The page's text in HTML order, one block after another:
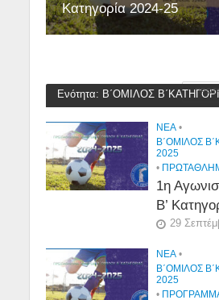
Κατηγορία 2024-25
Ενότητα: Β΄ΟΜΙΛΟΣ
NEA •
Β΄ΟΜΙΛΟΣ
2025
•
1η
Β’
29
NEA •
Β΄ΟΜΙΛΟΣ
2025
•